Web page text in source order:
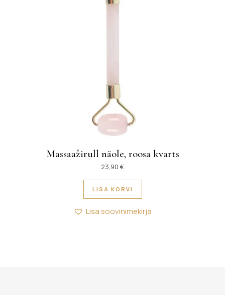
Massaažirull näole, roosa kvarts
23,90 €
LISA KORVI
Lisa soovinimekirja